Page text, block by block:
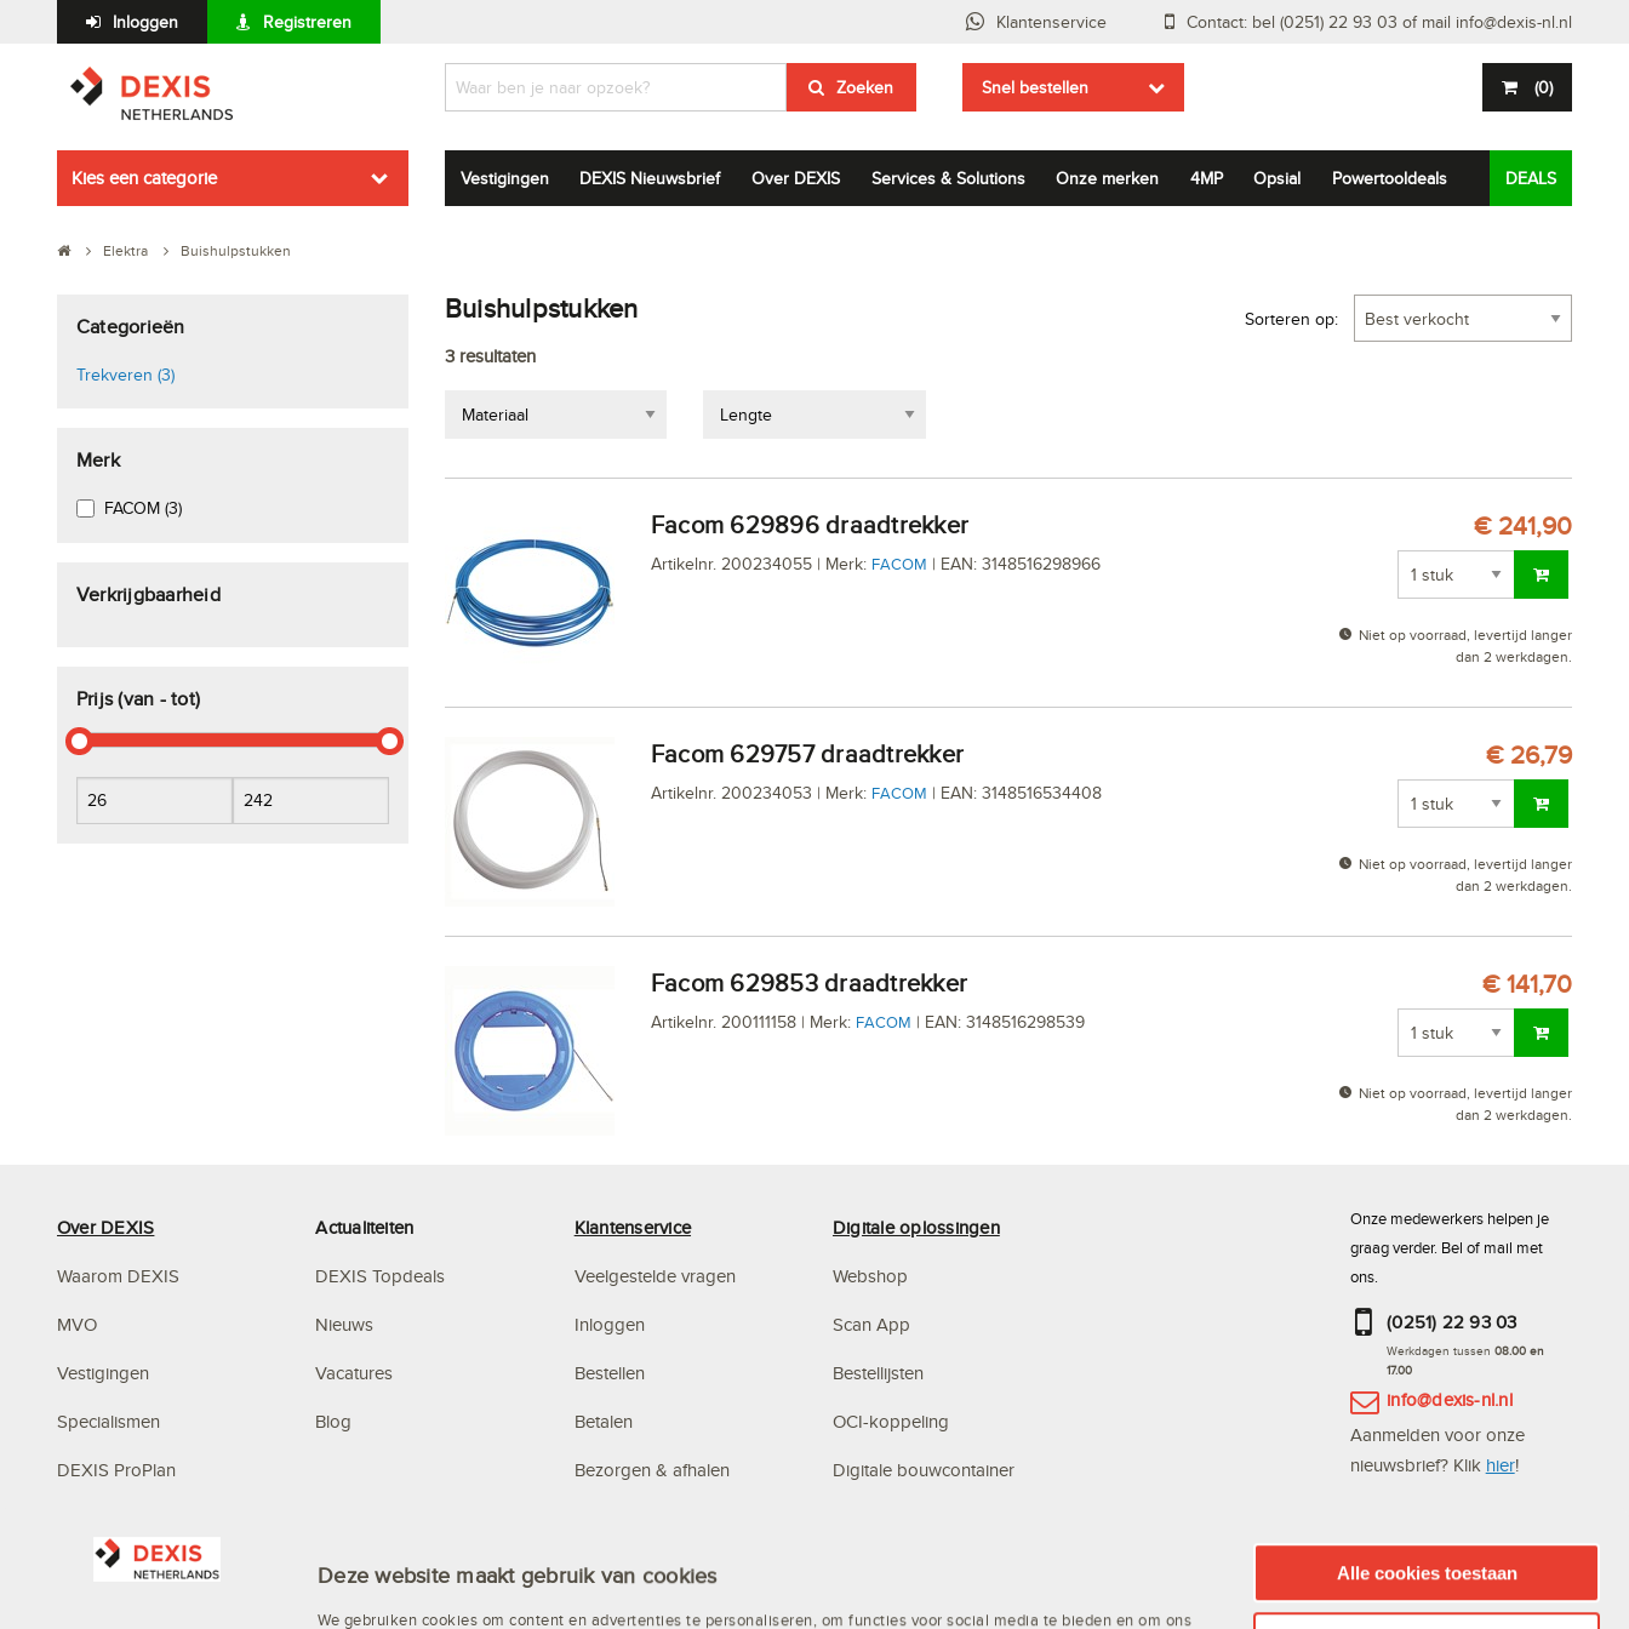
Deze website maakt gebruik van cookies
We gebruiken cookies om content en advertenties te personaliseren, om functies voor social media te bieden en om ons
Alle cookies toestaan
Inloggen Registreren Klantenservice Contact: bel (0251) 22 93 03 of mail info@dexis-nl.nl
Zoeken Snel bestellen (0)
Kies een categorie Vestigingen DEXIS Nieuwsbrief Over DEXIS Services & Solutions Onze merken 4MP Opsial Powertooldeals DEALS
Elektra Buishulpstukken
Categorieën
Trekveren (3)
Merk
FACOM (3)
Verkrijgbaarheid
Prijs (van - tot)
Buishulpstukken
3 resultaten
Materiaal Lengte
Sorteren op:
Facom 629896 draadtrekker
Artikelnr. 200234055 | Merk: FACOM | EAN: 3148516298966
€ 241,90
Niet op voorraad, levertijd langer
dan 2 werkdagen.
Facom 629757 draadtrekker
Artikelnr. 200234053 | Merk: FACOM | EAN: 3148516534408
€ 26,79
Niet op voorraad, levertijd langer
dan 2 werkdagen.
Facom 629853 draadtrekker
Artikelnr. 200111158 | Merk: FACOM | EAN: 3148516298539
€ 141,70
Niet op voorraad, levertijd langer
dan 2 werkdagen.
Over DEXIS
Waarom DEXIS
MVO
Vestigingen
Specialismen
DEXIS ProPlan
Actualiteiten
DEXIS Topdeals
Nieuws
Vacatures
Blog
Klantenservice
Veelgestelde vragen
Inloggen
Bestellen
Betalen
Bezorgen & afhalen
Algemene voorwaarden
Digitale oplossingen
Webshop
Scan App
Bestellijsten
OCI-koppeling
Digitale bouwcontainer
Altrex steigerconfigurator
Onze medewerkers helpen je
graag verder. Bel of mail met
ons.
(0251) 22 93 03
Werkdagen tussen 08.00 en
17.00
info@dexis-nl.nl
Aanmelden voor onze
nieuwsbrief? Klik hier!
DEXIS Scan App